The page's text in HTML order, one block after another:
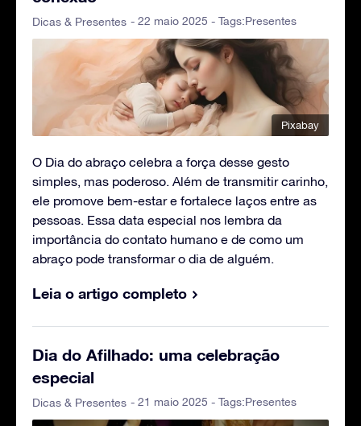
Dicas & Presentes - 22 maio 2025 - Tags:Presentes
Pixabay
O Dia do abraço celebra a força desse gesto
simples, mas poderoso. Além de transmitir carinho,
ele promove bem-estar e fortalece laços entre as
pessoas. Essa data especial nos lembra da
importância do contato humano e de como um
abraço pode transformar o dia de alguém.
Leia o artigo completo
Dia do Afilhado: uma celebração
especial
Dicas & Presentes - 21 maio 2025 - Tags:Presentes